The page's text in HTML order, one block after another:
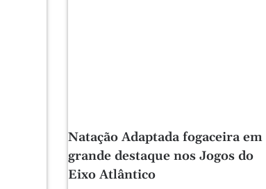
Natação Adaptada fogaceira em
grande destaque nos Jogos do
Eixo Atlântico